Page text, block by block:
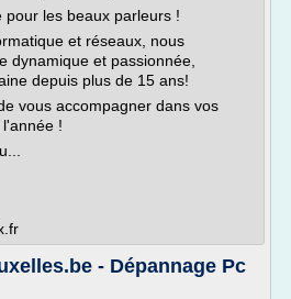
les beaux parleurs !
et réseaux, nous
dynamique et passionnée,
depuis plus de 15 ans!
vous accompagner dans vos
!
- Dépannage Pc